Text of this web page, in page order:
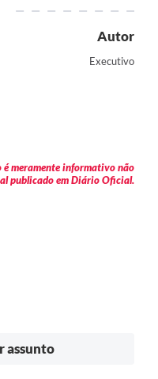
Autor
Executivo
meramente informativo não
publicado em Diário Oficial.
assunto